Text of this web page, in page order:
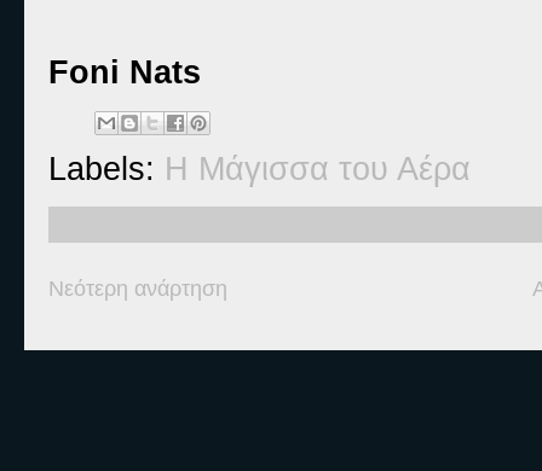
Foni Nats
Labels: Η Μάγισσα του Αέρα
Νεότερη ανάρτηση